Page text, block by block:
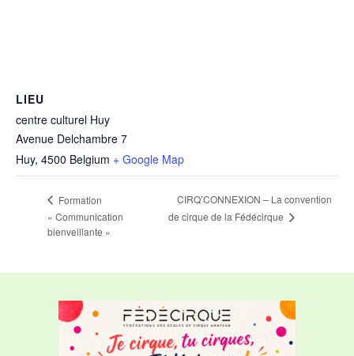
LIEU
centre culturel Huy
Avenue Delchambre 7
Huy, 4500 Belgium + Google Map
Formation
« Communication
bienveillante »
CIRQ’CONNEXION – La convention
de cirque de la Fédécirque